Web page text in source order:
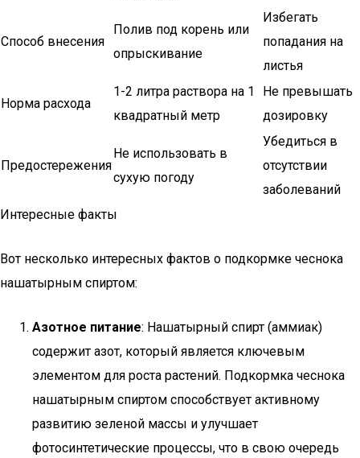
Способ внесения
Полив под корень или
опрыскивание
Избегать
попадания на
листья
Норма расхода
1-2 литра раствора на 1
квадратный метр
Не превышать
дозировку
Предостережения
Не использовать в
сухую погоду
Убедиться в
отсутствии
заболеваний
Интересные факты
Вот несколько интересных фактов о подкормке чеснока
нашатырным спиртом:
Азотное питание: Нашатырный спирт (аммиак)
содержит азот, который является ключевым
элементом для роста растений. Подкормка чеснока
нашатырным спиртом способствует активному
развитию зеленой массы и улучшает
фотосинтетические процессы, что в свою очередь